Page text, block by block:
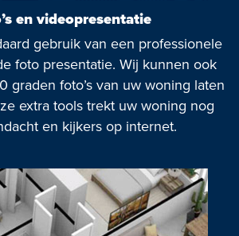
en videopresentatie
gebruik van een professionele
foto presentatie. Wij kunnen ook
graden foto’s van uw woning laten
extra tools trekt uw woning nog
en kijkers op internet.